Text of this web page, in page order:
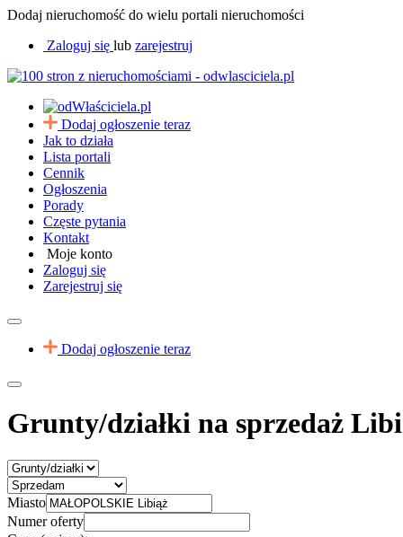
Dodaj nieruchomość do wielu portali nieruchomości
Zaloguj się lub zarejestruj
Dodaj ogłoszenie teraz
Jak to działa
Lista portali
Cennik
Ogłoszenia
Porady
Częste pytania
Kontakt
Moje konto
Zaloguj się
Zarejestruj się
Dodaj ogłoszenie teraz
Grunty/działki na sprzedaż
Miasto
Numer oferty